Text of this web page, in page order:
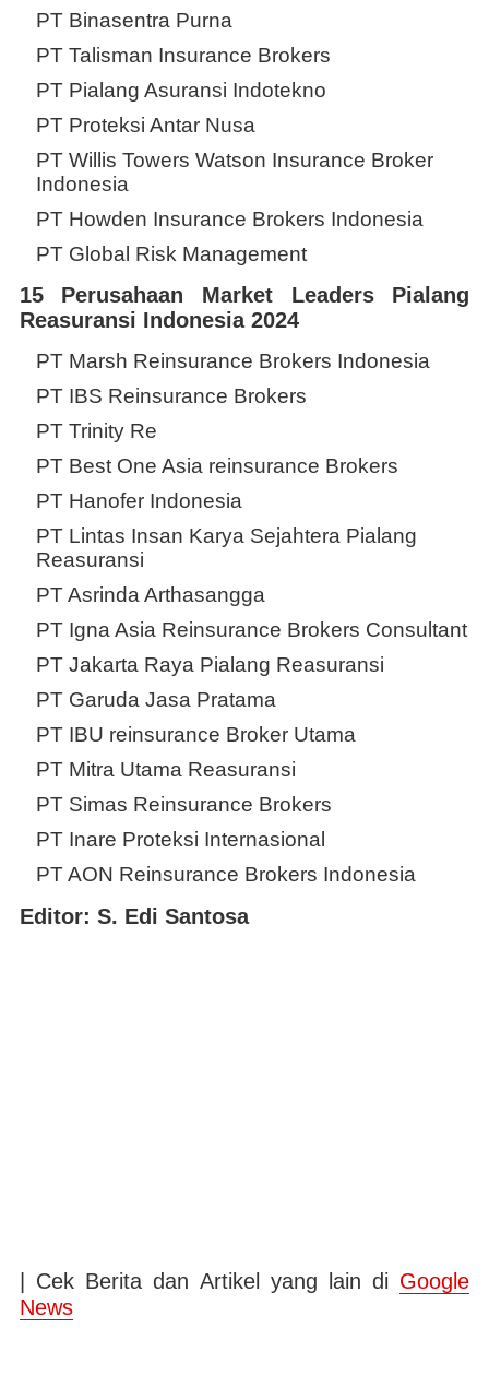
PT Binasentra Purna
PT Talisman Insurance Brokers
PT Pialang Asuransi Indotekno
PT Proteksi Antar Nusa
PT Willis Towers Watson Insurance Broker
Indonesia
PT Howden Insurance Brokers Indonesia
PT Global Risk Management
15 Perusahaan Market Leaders Pialang
Reasuransi Indonesia 2024
PT Marsh Reinsurance Brokers Indonesia
PT IBS Reinsurance Brokers
PT Trinity Re
PT Best One Asia reinsurance Brokers
PT Hanofer Indonesia
PT Lintas Insan Karya Sejahtera Pialang
Reasuransi
PT Asrinda Arthasangga
PT Igna Asia Reinsurance Brokers Consultant
PT Jakarta Raya Pialang Reasuransi
PT Garuda Jasa Pratama
PT IBU reinsurance Broker Utama
PT Mitra Utama Reasuransi
PT Simas Reinsurance Brokers
PT Inare Proteksi Internasional
PT AON Reinsurance Brokers Indonesia
Editor: S. Edi Santosa
| Cek Berita dan Artikel yang lain di Google
News